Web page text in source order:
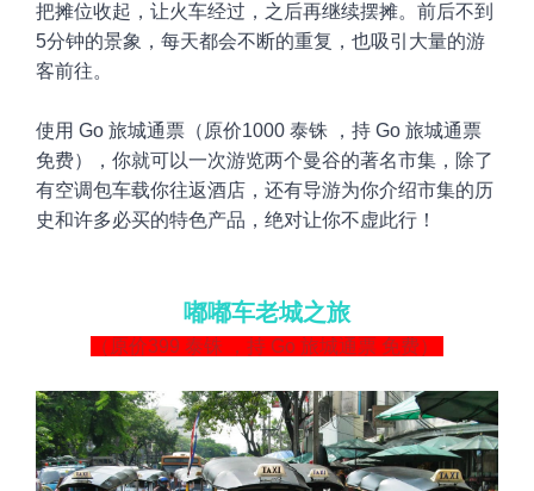
把摊位收起，让火车经过，之后再继续摆摊。前后不到
5分钟的景象，每天都会不断的重复，也吸引大量的游
客前往。
使用 Go 旅城通票 （原价1000 泰铢 ，持 Go 旅城通票
免费）
，你就可以一次游览两个曼谷的著名市集，除了
有空调包车载你往返酒店，还有导游为你介绍市集的历
史和许多必买的特色产品，绝对让你不虚此行！
嘟嘟车老城之旅
（原价399 泰铢 ，持 Go 旅城通票 免费）